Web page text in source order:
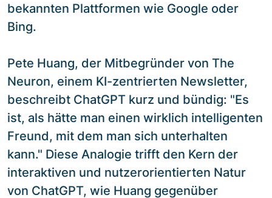
bekannten Plattformen wie Google oder
Bing.
Pete Huang, der Mitbegründer von The
Neuron, einem KI-zentrierten Newsletter,
beschreibt ChatGPT kurz und bündig: "Es
ist, als hätte man einen wirklich intelligenten
Freund, mit dem man sich unterhalten
kann." Diese Analogie trifft den Kern der
interaktiven und nutzerorientierten Natur
von ChatGPT, wie Huang gegenüber